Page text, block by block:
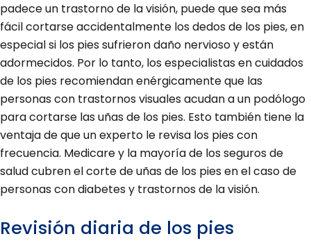
padece un trastorno de la visión, puede que sea más
fácil cortarse accidentalmente los dedos de los pies, en
especial si los pies sufrieron daño nervioso y están
adormecidos. Por lo tanto, los especialistas en cuidados
de los pies recomiendan enérgicamente que las
personas con trastornos visuales acudan a un podólogo
para cortarse las uñas de los pies. Esto también tiene la
ventaja de que un experto le revisa los pies con
frecuencia. Medicare y la mayoría de los seguros de
salud cubren el corte de uñas de los pies en el caso de
personas con diabetes y trastornos de la visión.
Revisión diaria de los pies